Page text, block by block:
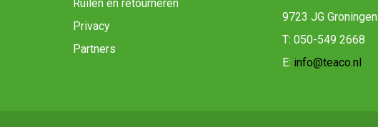
Ruilen en retourneren
Privacy
Partners
9723 JG Groningen
T: 050-549 2668
E: info@teaco.nl